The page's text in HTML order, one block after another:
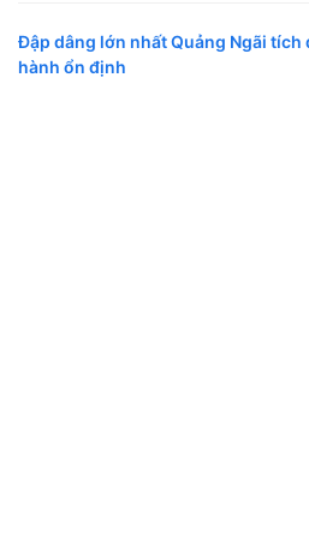
Đập dâng lớn nhất Quảng Ngãi tích
hành ổn định